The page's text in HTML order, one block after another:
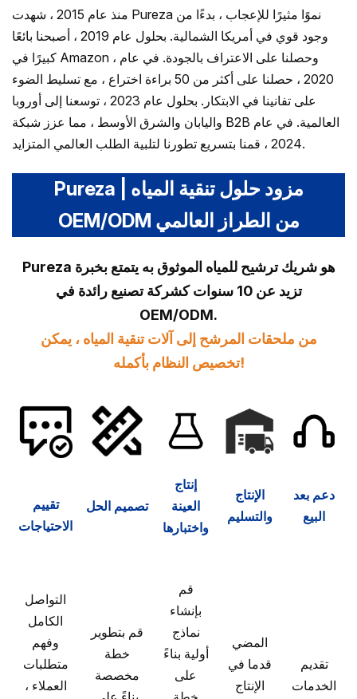
منذ عام 2015 ، شهدت Pureza نموًا مثيرًا للإعجاب ، بدءًا من
وجود قوي في أمريكا الشمالية. بحلول عام 2019 ، أصبحنا بائعًا
كبيرًا في Amazon ، وحصلنا على الاعتراف بالجودة. في عام
2020 ، حصلنا على أكثر من 50 براءة اختراع ، مع تسليط الضوء
على تفانينا في الابتكار. بحلول عام 2023 ، توسعنا إلى أوروبا
واليابان والشرق الأوسط ، مما عزز شبكة B2B العالمية. في عام
2024 ، قمنا بتسريع تطورنا لتلبية الطلب العالمي المتزايد.
Pureza | مزود حلول تنقية المياه
OEM/ODM من الطراز العالمي
Pureza هو شريك ترشيح للمياه الموثوق به يتمتع بخبرة
تزيد عن 10 سنوات كشركة تصنيع رائدة في
OEM/ODM.
من ملحقات المرشح إلى آلات تنقية المياه ، يمكن
تخصيص النظام بأكمله!
تقييم
الاحتياجات
تصميم الحل
إنتاج
العينة
واختبارها
الإنتاج
والتسليم
دعم بعد
البيع
التواصل
الكامل
وفهم
متطلبات
العملاء ،
قم بتطوير
خطة
مخصصة
قم
بإنشاء
نماذج
أولية بناءً
على
المضي
قدما في
الإنتاج
تقديم
الخدمات